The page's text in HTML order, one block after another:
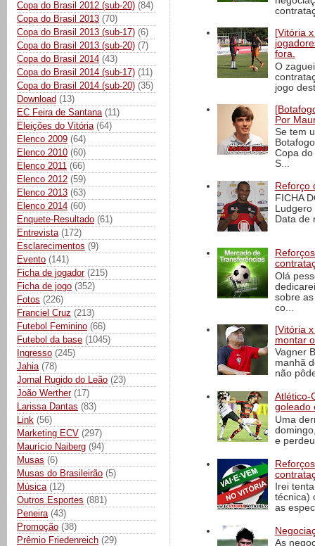
Copa do Brasil 2012 (sub-20) (84)
Copa do Brasil 2013 (70)
Copa do Brasil 2013 (sub-17) (6)
Copa do Brasil 2013 (sub-20) (7)
Copa do Brasil 2014 (43)
Copa do Brasil 2014 (sub-17) (11)
Copa do Brasil 2014 (sub-20) (35)
Download (13)
EC Feira de Santana (11)
Eleições do Vitória (64)
Elenco 2009 (64)
Elenco 2010 (60)
Elenco 2011 (66)
Elenco 2012 (59)
Elenco 2013 (63)
Elenco 2014 (60)
Enquete-Resultado (61)
Entrevista (172)
Esclarecimentos (9)
Evento (141)
Ficha de jogador (215)
Ficha de jogo (352)
Fotos (226)
Franciel Cruz (213)
Futebol Feminino (66)
Futebol da base (1045)
Ingresso (245)
Jahia (78)
Jornal Rugido do Leão (23)
João Werther (17)
Larissa Dantas (83)
Link (56)
Marketing ECV (297)
Maurício Naiberg (94)
Musas (6)
Musas do Brasileirão (5)
Música (12)
Outros Esportes (881)
Peneira (43)
Promoção (38)
Prêmio Friedenreich (29)
[Vitória
fora.
O
jogo
Por
Se tem
Copa
S...
Reforço
FICHA
Data de
Olá
sobre
co...
[Vitória
montar
Vagner
manhã
não
Atlético-
goleado
Uma
e
Irei
técnica)
as
As